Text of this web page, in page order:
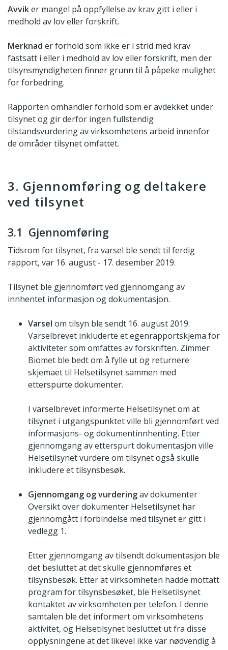
Avviker mangel på oppfyllelse av krav gitt i eller i
medhold av lov eller forskrift.
Merknad er forhold som ikke er i strid med krav
fastsatt i eller i medhold av lov eller forskrift, men der
tilsynsmyndigheten finner grunn til å påpeke mulighet
for forbedring.
Rapporten omhandler forhold som er avdekket under
tilsynet og gir derfor ingen fullstendig
tilstandsvurdering av virksomhetens arbeid innenfor
de områder tilsynet omfattet.
3. Gjennomføring og deltakere
ved tilsynet
3.1 Gjennomføring
Tidsrom for tilsynet, fra varsel ble sendt til ferdig
rapport, var 16. august - 17. desember 2019.
Tilsynet ble gjennomført ved gjennomgang av
innhentet informasjon og dokumentasjon.
Varsel om tilsyn ble sendt 16. august 2019.
Varselbrevet inkluderte et egenrapportskjema for
aktiviteter som omfattes av forskriften. Zimmer
Biomet ble bedt om å fylle ut og returnere
skjemaet til Helsetilsynet sammen med
etterspurte dokumenter.
I varselbrevet informerte Helsetilsynet om at
tilsynet i utgangspunktet ville bli gjennomført ved
informasjons- og dokumentinnhenting. Etter
gjennomgang av etterspurt dokumentasjon ville
Helsetilsynet vurdere om tilsynet også skulle
inkludere et tilsynsbesøk.
Gjennomgang og vurderingav dokumenter
Oversikt over dokumenter Helsetilsynet har
gjennomgått i forbindelse med tilsynet er gitt i
vedlegg 1.
Etter gjennomgang av tilsendt dokumentasjon ble
det besluttet at det skulle gjennomføres et
tilsynsbesøk. Etter at virksomheten hadde mottatt
program for tilsynsbesøket, ble Helsetilsynet
kontaktet av virksomheten per telefon. I denne
samtalen ble det informert om virksomhetens
aktivitet, og Helsetilsynet besluttet ut fra disse
opplysningene at det likevel ikke var nødvendig å